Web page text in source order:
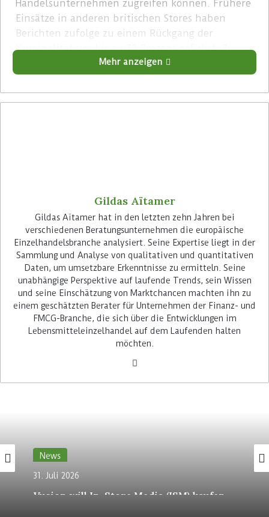
Handelsunternehmen zugreifen können. Frühere
Einsätze in anderen britischen Stores haben
Berichten zufolge zu einem Rückgang der
Kriminalität um bis zu 70 Prozent geführt. Zu
den Kunden von Facewatch zählen mehrere
britische Lebensmittel-Einzelhandels-
Unternehmen wie Spar, Costcutter, Iceland und
In der Praxis werden die Gesichter von Kunden,
die den Store betreten, in Echtzeit gescannt und
mit einer Beobachtungsliste von Personen, die in
der Vergangenheit Gewalt, Aggressionen oder
Diebstähle begangen haben, abgeglichen. Alle
anderen Bilder werden gelöscht. Der
Technologieanbieter betont, dass er die
britischen Datenschutzgesetze einhält, um die
Sicherheit zu gewährleisten und die
Eine wesentliche Stärke des Systems besteht
unterstützt und IoT-fähig ist. Dadurch können
Bilder sicher an die zentralen, verschlüsselten
Mehr anzeigen
Gildas Aïtamer
Gildas Aïtamer hat in den letzten zehn Jahren bei
verschiedenen Beratungsunternehmen die europäische
Einzelhandelsbranche analysiert. Seine Expertise liegt in der
Sammlung und Analyse von qualitativen und quantitativen
Daten, um umsetzbare Erkenntnisse zu ermitteln. Seine
unabhängige Perspektive auf laufende Trends, sein Wissen
und seine Einschätzung von Marktchancen machten ihn zu
einem geschätzten Berater für Unternehmen der Finanz- und
FMCG-Branche, die sich über die Entwicklungen im
Lebensmitteleinzelhandel auf dem Laufenden halten
möchten.
News
3. August 2026
News
31. Juli 2026